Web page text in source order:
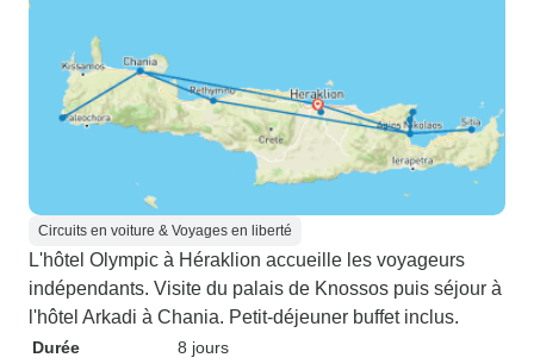
Circuits en voiture & Voyages en liberté
L'hôtel Olympic à Héraklion accueille les voyageurs
indépendants. Visite du palais de Knossos puis séjour à
l'hôtel Arkadi à Chania. Petit-déjeuner buffet inclus.
Durée
8 jours